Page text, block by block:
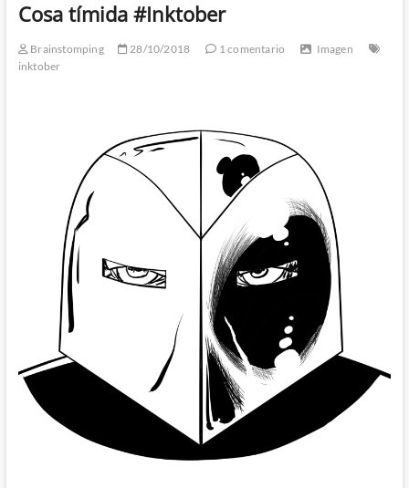
Cosa tímida #Inktober
Brainstomping 28/10/2018 1 comentario
Imagen
inktober